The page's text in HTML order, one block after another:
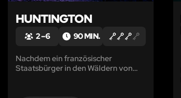
HUNTINGTON
2 – 6 90 MIN.
Nachdem ein französischer
Staatsbürger in den Wäldern von